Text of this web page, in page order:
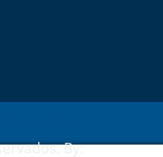
By: